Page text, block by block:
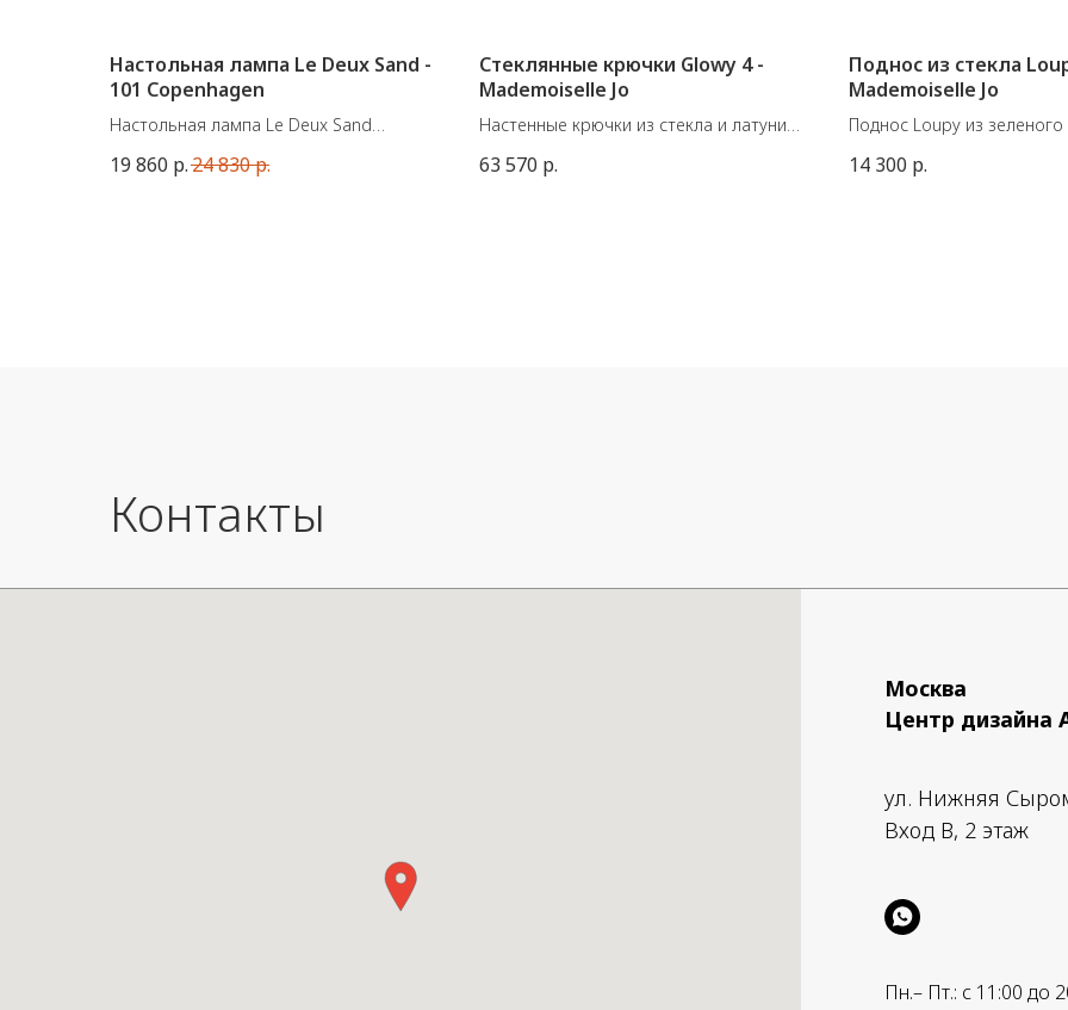
Настольная лампа Le Deux Sand -
101 Copenhagen
Настольная лампа Le Deux Sand
Цвет: песочный
19 860 р.24 830р.
Стеклянные крючки Glowy 4 -
Mademoiselle Jo
Настенные крючки из стекла и латуни
Jo.
63 570 р.
Поднос из стекла
Mademoiselle Jo
Поднос Loupy из зеленого
структурированное
14 300 р.
Контакты
Москва
Центр дизайна
ул. Нижняя
Вход B, 2 этаж
Пн.– Пт.: с 11:00 до